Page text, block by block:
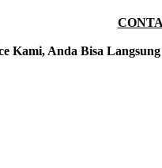
Kami, Anda Bisa